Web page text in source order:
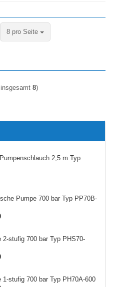
8 pro Seite
pro Seite
8)
2,5 m Typ
Pumpe 700 bar Typ PP70B-
2-stufig 700 bar Typ PHS70-
1-stufig 700 bar Typ PH70A-600